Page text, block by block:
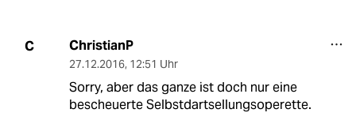
C ChristianP
27.12.2016, 12:51 Uhr
Sorry, aber das ganze ist doch nur eine
bescheuerte Selbstdartsellungsoperette.